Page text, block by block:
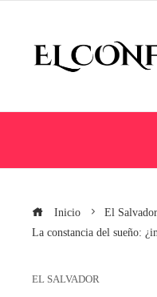
Inicio
El Salvador
La constancia del sueño:
EL SALVADOR